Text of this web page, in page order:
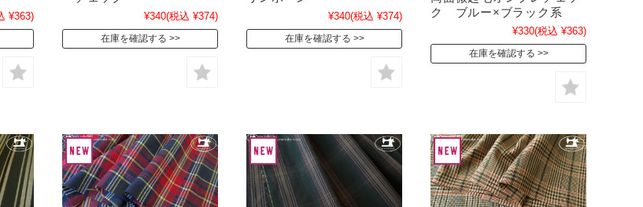
¥363) ¥340(税込 ¥374)
在庫を確認する
¥340(税込 ¥374)
在庫を確認する
ク ブルー×ブラック系
¥330(税込 ¥363)
在庫を確認する